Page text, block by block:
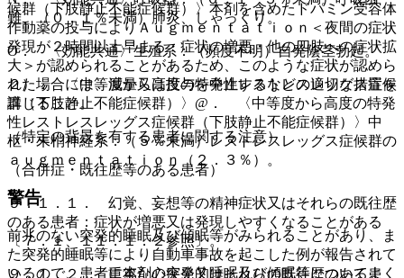
候群（下肢静止不能症候群）〉本剤を含めたドパミン受容体
作動薬の投与によりＡｕｇｍｅｎｔａｔｉｏｎ＜夜間の症状
発現が２時間以上早まる・症状の増悪・他の四肢への症状拡
大＞が認められることがあるため、このような症状が認めら
れた場合には、減量又は投与を中止するなどの適切な措置を
講じること。
（特定の背景を有する患者に関する注意）
（合併症・既往歴等のある患者）
９．１．１． 幻覚、妄想等の精神症状又はそれらの既往歴
のある患者：症状が増悪又は発現しやすくなることがある
〔７．１、１１．１．２参照〕。
９．１．２． 重篤な心疾患又はそれらの既往歴のある患
難、（０．１％未満）肺炎、しゃっくり。
O． 〈効能共通〉生殖系：（頻度不明）自発陰茎勃起。
２）． 〈中等度から高度の特発性レストレスレッグス症候
群（下肢静止不能症候群）〉@． 〈中等度から高度の特発
性レストレスレッグス症候群（下肢静止不能症候群）〉中
枢・末梢神経系：（５％未満）レストレスレッグス症候群の
ａｕｇｍｅｎｔａｔｉｏｎ（２．３％）。
警告
前兆のない突発的睡眠及び傾眠等がみられることがあり、ま
た突発的睡眠等により自動車事故を起こした例が報告されて
いるので、患者に本剤の突発的睡眠及び傾眠等についてよく